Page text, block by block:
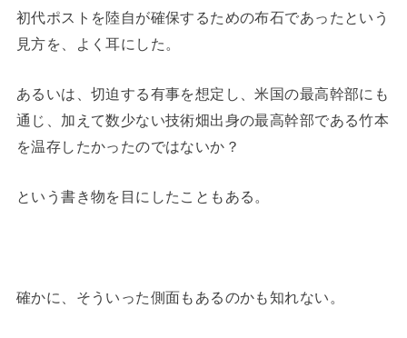
初代ポストを陸自が確保するための布石であったという
見方を、よく耳にした。
あるいは、切迫する有事を想定し、米国の最高幹部にも
通じ、加えて数少ない技術畑出身の最高幹部である竹本
を温存したかったのではないか？
という書き物を目にしたこともある。
確かに、そういった側面もあるのかも知れない。